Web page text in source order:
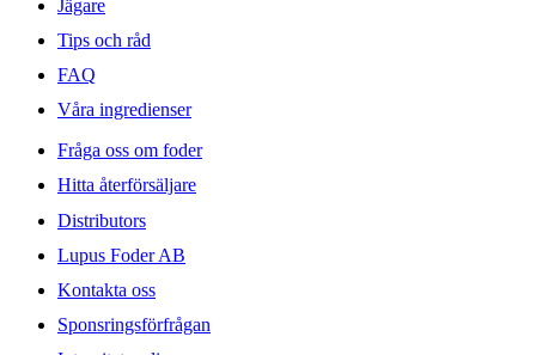
Jägare
Tips och råd
FAQ
Våra ingredienser
Fråga oss om foder
Hitta återförsäljare
Distributors
Lupus Foder AB
Kontakta oss
Sponsringsförfrågan